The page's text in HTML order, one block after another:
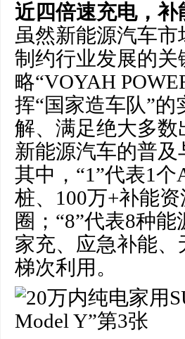
近四倍速充电， 补
虽然新能源汽车
制约行业发展的
略“VOYAH
挥“国家造车队”
解、满足绝大多
新能源汽车的普及
其中，“1”代表1个
桩、100万+补能
圈；“8”代表8种
家充、应急补能
梯次利用。